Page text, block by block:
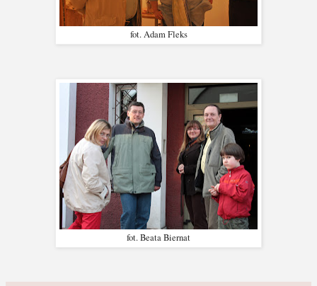
fot. Adam Fleks
fot. Beata Biernat